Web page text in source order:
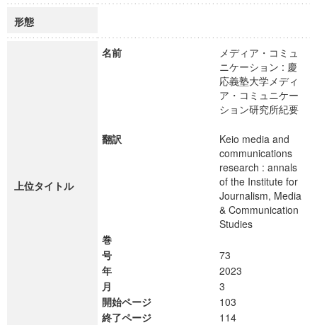
形態
上位タイトル
名前
メディア・コミュ
ニケーション : 慶
応義塾大学メディ
ア・コミュニケー
ション研究所紀要
翻訳
Keio media and
communications
research : annals
of the Institute for
Journalism, Media
& Communication
Studies
巻
号
73
年
2023
月
3
開始ページ
103
終了ページ
114